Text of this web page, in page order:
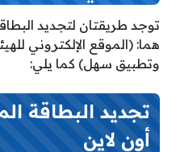
توجد طريقتان لتجديد
هما: (الموقع الإلكتروني
وتطبيق سهل) كما يلي:
تجديد البطاقة
أون لاين